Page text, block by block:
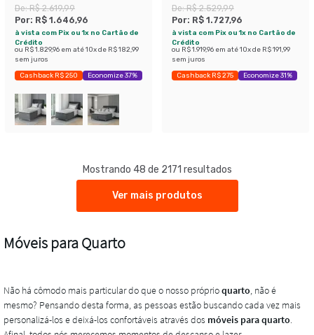
D40 (66x138x188) Cinza
De:R$ 2.619,99
Por: R$ 1.646,96
à vista com Pix ou 1x no Cartão de
Crédito
ou R$ 1.829,96 em até10x de R$ 182,99
sem juros
Cashback R$ 250 Economize 37%
Branco e Bege
De:R$ 2.529,99
Por: R$ 1.727,96
à vista com Pix ou 1x no Cartão de
Crédito
ou R$ 1.919,96 em até10x de R$ 191,99
sem juros
Cashback R$ 275 Economize 31%
Mostrando 48 de 2171 resultados
Ver mais produtos